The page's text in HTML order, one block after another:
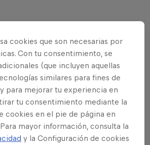
cookies que son necesarias por
Con tu consentimiento, se
(que incluyen aquellas
similares para fines de
para mejorar tu experiencia en
tu consentimiento mediante la
cookies en el pie de página en
mayor información, consulta la
y la Configuración de cookies